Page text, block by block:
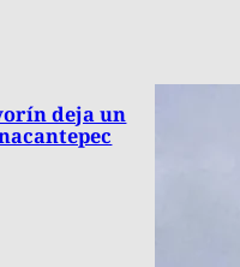
deja un